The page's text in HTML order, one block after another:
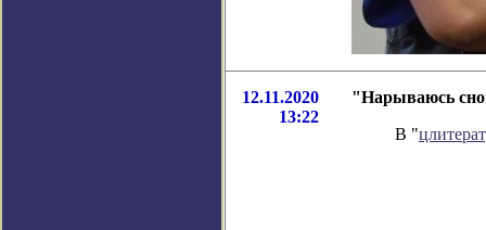
12.11.2020
13:22
"Нарываюсь
В "